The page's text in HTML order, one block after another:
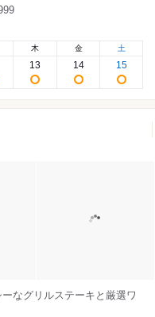
木
13
金
14
土
15
なグリルステーキと厳選ワ